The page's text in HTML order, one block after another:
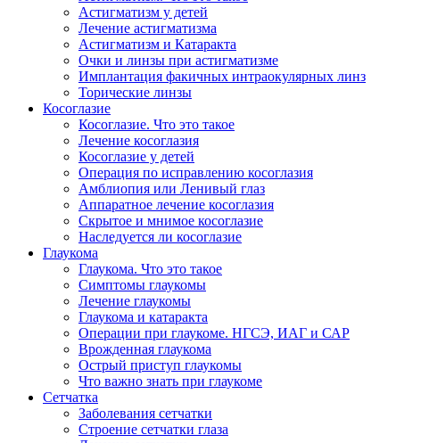
Астигматизм у детей
Лечение астигматизма
Астигматизм и Катаракта
Очки и линзы при астигматизме
Имплантация факичных интраокулярных линз
Торические линзы
Косоглазие
Косоглазие. Что это такое
Лечение косоглазия
Косоглазие у детей
Операция по исправлению косоглазия
Амблиопия или Ленивый глаз
Аппаратное лечение косоглазия
Скрытое и мнимое косоглазие
Наследуется ли косоглазие
Глаукома
Глаукома. Что это такое
Симптомы глаукомы
Лечение глаукомы
Глаукома и катаракта
Операции при глаукоме. НГСЭ, ИАГ и САР
Врожденная глаукома
Острый приступ глаукомы
Что важно знать при глаукоме
Сетчатка
Заболевания сетчатки
Строение сетчатки глаза